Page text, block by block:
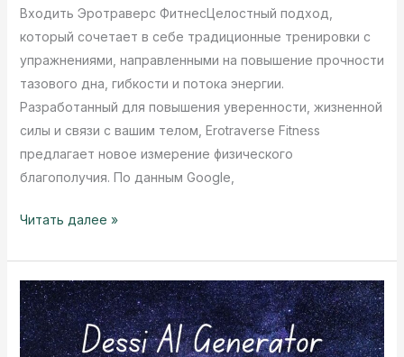
Входить Эротраверс ФитнесЦелостный подход,
который сочетает в себе традиционные тренировки с
упражнениями, направленными на повышение прочности
тазового дна, гибкости и потока энергии.
Разработанный для повышения уверенности, жизненной
силы и связи с вашим телом, Erotraverse Fitness
предлагает новое измерение физического
благополучия. По данным Google,
Что
Erotraverse
Fitness?
Читать далее »